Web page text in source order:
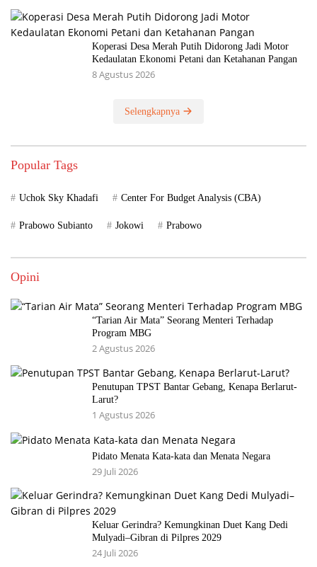
Koperasi Desa Merah Putih Didorong Jadi Motor
Kedaulatan Ekonomi Petani dan Ketahanan Pangan
8 Agustus 2026
Selengkapnya
Popular Tags
Uchok Sky Khadafi Center For Budget Analysis (CBA)
Prabowo Subianto Jokowi Prabowo
Opini
“Tarian Air Mata” Seorang Menteri Terhadap
Program MBG
2 Agustus 2026
Penutupan TPST Bantar Gebang, Kenapa Berlarut-
Larut?
1 Agustus 2026
Pidato Menata Kata-kata dan Menata Negara
29 Juli 2026
Keluar Gerindra? Kemungkinan Duet Kang Dedi
Mulyadi–Gibran di Pilpres 2029
24 Juli 2026